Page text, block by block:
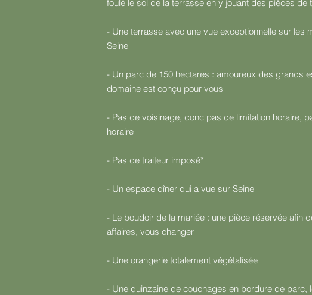
foulé le sol de la terrasse en y jouant des pièces de
- Une terrasse avec une vue exceptionnelle sur les
Seine
- Un parc de 150 hectares : amoureux des grands
domaine est conçu pour vous
- Pas de voisinage, donc pas de limitation horaire,
horaire
- Pas de traiteur imposé*
- Un espace dîner qui a vue sur Seine
- Le boudoir de la mariée : une pièce réservée afin
affaires, vous changer
- Une orangerie totalement végétalisée
- Une quinzaine de couchages en bordure de parc,